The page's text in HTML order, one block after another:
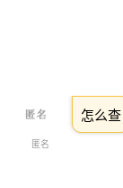
匿名
怎么查